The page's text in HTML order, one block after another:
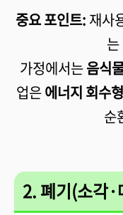
중요 포인트: 재사
가정에서는음식
업은에너지 회수
순
2. 폐기(소각